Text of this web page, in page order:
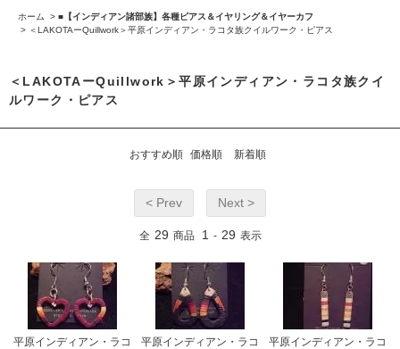
ホーム > ■【インディアン諸部族】各種ピアス＆イヤリング＆イヤーカフ
> ＜LAKOTAーQuillwork＞平原インディアン・ラコタ族クイルワーク・ピアス
＜LAKOTAーQuillwork＞平原インディアン・ラコタ族クイ
ルワーク・ピアス
おすすめ順 価格順 新着順
< Prev Next >
全 29 商品 1 - 29 表示
平原インディアン・ラコ
平原インディアン・ラコ
平原インディアン・ラコ